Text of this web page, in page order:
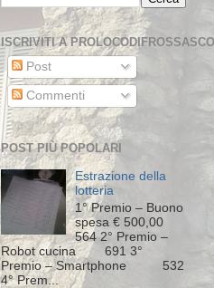
ISCRIVITI A PROLOCODIFROSSASCO
Post
Commenti
POST PIÙ POPOLARI
Estrazione della
lotteria
1° Premio – Buono
spesa € 500,00
564 2° Premio –
Robot cucina 691 3°
Premio – Smartphone 532
4° Prem...